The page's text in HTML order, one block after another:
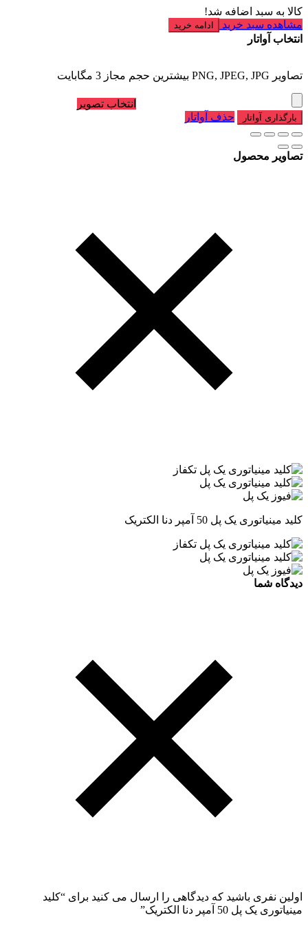
کالا به سبد اضافه شد!
مشاهده سبد خرید
ادامه خرید
انتخاب آواتار
تصاویر PNG, JPEG, JPG بیشترین حجم مجاز 3 مگابایت
انتخاب تصویر
بارگذاری آواتار حذف آواتار
تصاویر محصول
کلید مینیاتوری یک پل 50 آمپر دنا الکتریک
دیدگاه شما
اولین نفری باشید که دیدگاهی را ارسال می کنید برای “کلید
مینیاتوری یک پل 50 آمپر دنا الکتریک”